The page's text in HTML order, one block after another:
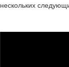
нескольких